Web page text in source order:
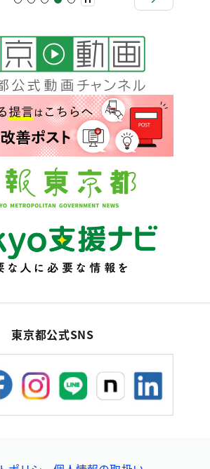
東京都公式SNS